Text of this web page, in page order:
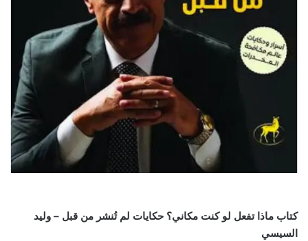
كتاب ماذا تفعل لو كنت مكاني؟ حكايات لم تُنشر من قبل – وليد
السيسي